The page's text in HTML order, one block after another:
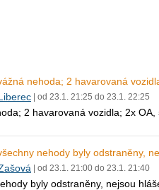
nehoda; 2 havarovaná
| od 23.1. 21:25 do 23.1. 22:25
2 havarovaná vozidla; 2x OA,
nehody byly odstraněny,
| od 23.1. 21:00 do 23.1. 21:40
byly odstraněny, nejsou